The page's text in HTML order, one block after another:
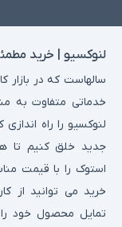
لنوکسیو | خرید
سالهاست که در بازار
خدماتی متفاوت به
لنوکسیو را راه
جدید خلق کنیم تا
استوک را با قیمت
خرید می توانید از
تمایل محصول خود